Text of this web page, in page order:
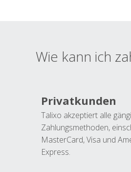
Wie kann ich
Privatkunden
Talixo akzeptiert alle
Zahlungsmethoden,
MasterCard, Visa und
Express.